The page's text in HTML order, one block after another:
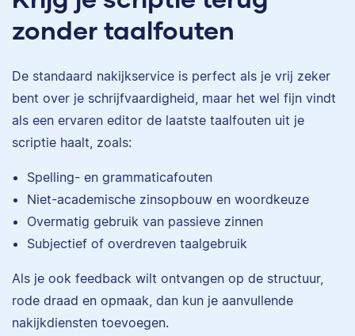
zonder taalfouten
De standaard nakijkservice is perfect als je vrij zeker
bent over je schrijfvaardigheid, maar het wel fijn vindt
als een ervaren editor de laatste taalfouten uit je
scriptie haalt, zoals:
Spelling- en grammaticafouten
Niet-academische zinsopbouw en woordkeuze
Overmatig gebruik van passieve zinnen
Subjectief of overdreven taalgebruik
Als je ook feedback wilt ontvangen op de structuur,
rode draad en opmaak, dan kun je aanvullende
nakijkdiensten toevoegen.
Eva
Eva is journalist en
bij Scribbr waar ze al
meer dan 2,5 miljoen